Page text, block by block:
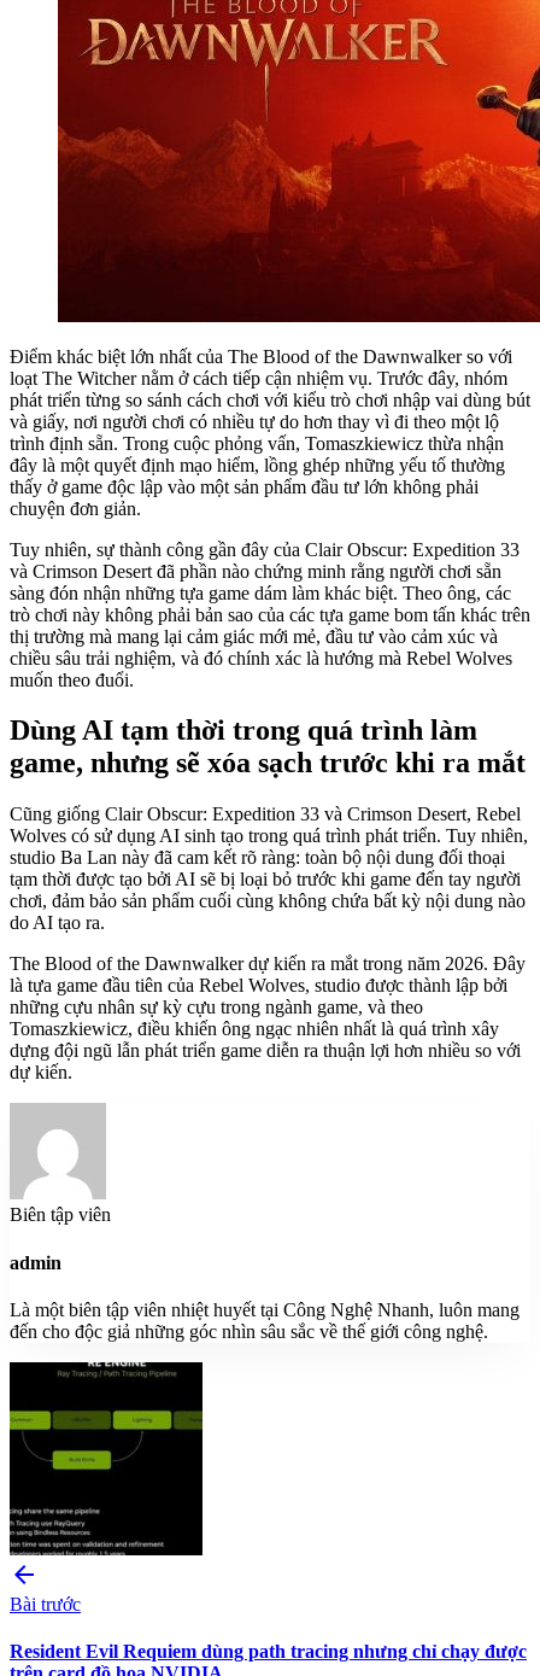
Điểm khác biệt lớn nhất của The Blood of the Dawnwalker so với
loạt The Witcher nằm ở cách tiếp cận nhiệm vụ. Trước đây, nhóm
phát triển từng so sánh cách chơi với kiểu trò chơi nhập vai dùng bút
và giấy, nơi người chơi có nhiều tự do hơn thay vì đi theo một lộ
trình định sẵn. Trong cuộc phỏng vấn, Tomaszkiewicz thừa nhận
đây là một quyết định mạo hiểm, lồng ghép những yếu tố thường
thấy ở game độc lập vào một sản phẩm đầu tư lớn không phải
chuyện đơn giản.
Tuy nhiên, sự thành công gần đây của Clair Obscur: Expedition 33
và Crimson Desert đã phần nào chứng minh rằng người chơi sẵn
sàng đón nhận những tựa game dám làm khác biệt. Theo ông, các
trò chơi này không phải bản sao của các tựa game bom tấn khác trên
thị trường mà mang lại cảm giác mới mẻ, đầu tư vào cảm xúc và
chiều sâu trải nghiệm, và đó chính xác là hướng mà Rebel Wolves
muốn theo đuổi.
Dùng AI tạm thời trong quá trình làm
game, nhưng sẽ xóa sạch trước khi ra mắt
Cũng giống Clair Obscur: Expedition 33 và Crimson Desert, Rebel
Wolves có sử dụng AI sinh tạo trong quá trình phát triển. Tuy nhiên,
studio Ba Lan này đã cam kết rõ ràng: toàn bộ nội dung đối thoại
tạm thời được tạo bởi AI sẽ bị loại bỏ trước khi game đến tay người
chơi, đảm bảo sản phẩm cuối cùng không chứa bất kỳ nội dung nào
do AI tạo ra.
The Blood of the Dawnwalker dự kiến ra mắt trong năm 2026. Đây
là tựa game đầu tiên của Rebel Wolves, studio được thành lập bởi
những cựu nhân sự kỳ cựu trong ngành game, và theo
Tomaszkiewicz, điều khiến ông ngạc nhiên nhất là quá trình xây
dựng đội ngũ lẫn phát triển game diễn ra thuận lợi hơn nhiều so với
dự kiến.
Biên tập viên
admin
Là một biên tập viên nhiệt huyết tại Công Nghệ Nhanh, luôn mang
đến cho độc giả những góc nhìn sâu sắc về thế giới công nghệ.
arrow_back
Bài trước
Resident Evil Requiem dùng path tracing nhưng chỉ chạy được